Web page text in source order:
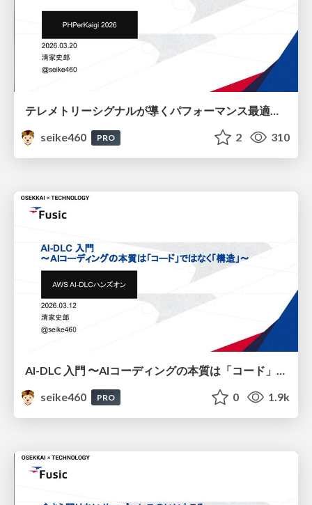
テレメトリーシグナルが導くパフォーマンス最適化 / Performance Optimization Driven by Telemetry Signals
seike460
PRO 2 310
seike460
PRO 0 1.9k